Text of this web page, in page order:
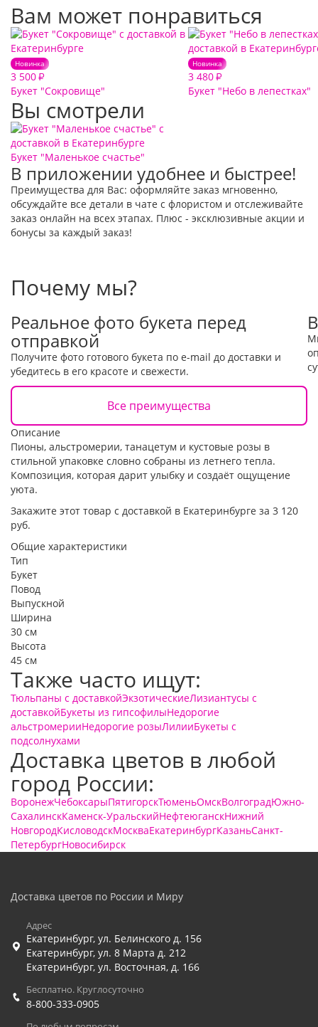
Вам может понравиться
Новинка
3 500₽
Букет "Сокровище"
Новинка
3 480₽
Букет "Небо в лепестках"
Вы смотрели
Букет "Маленькое счастье"
В приложении удобнее и быстрее!
Преимущества для Вас: оформляйте заказ мгновенно,
обсуждайте все детали в чате с флористом и отслеживайте
заказ онлайн на всех этапах. Плюс - эксклюзивные акции и
бонусы за каждый заказ!
Почему мы?
Реальное фото букета перед
отправкой
Получите фото готового букета по e-mail до доставки и
убедитесь в его красоте и свежести.
Все преимущества
Описание
Пионы, альстромерии, танацетум и кустовые розы в
стильной упаковке словно собраны из летнего тепла.
Композиция, которая дарит улыбку и создаёт ощущение
уюта.
Закажите этот товар с доставкой в Екатеринбурге за 3 120
руб.
Общие характеристики
Тип
Букет
Повод
Выпускной
Ширина
30 см
Высота
45 см
Также часто ищут:
Тюльпаны с доставкойЭкзотическиеЛизиантусы с
доставкойБукеты из гипсофилыНедорогие
альстромерииНедорогие розыЛилииБукеты с
подсолнухами
Доставка цветов в любой
город России:
ВоронежЧебоксарыПятигорскТюменьОмскВолгоградЮжно-
СахалинскКаменск-УральскийНефтеюганскНижний
НовгородКисловодскМоскваЕкатеринбургКазаньСанкт-
ПетербургНовосибирск
Доставка цветов по России и Миру
Адрес
Екатеринбург, ул. Белинского д. 156
Екатеринбург, ул. 8 Марта д. 212
Екатеринбург, ул. Восточная, д. 166
Бесплатно. Круглосуточно
8-800-333-0905